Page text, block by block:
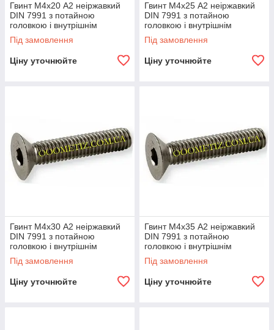
Гвинт М4х20 А2 неіржавкий
DIN 7991 з потайною
головкою і внутрішнім
шестигранником
Під замовлення
Ціну уточнюйте
Гвинт М4х25 А2 неіржавкий
DIN 7991 з потайною
головкою і внутрішнім
шестигранником
Під замовлення
Ціну уточнюйте
Гвинт М4х30 А2 неіржавкий
DIN 7991 з потайною
головкою і внутрішнім
шестигранником
Під замовлення
Ціну уточнюйте
Гвинт М4х35 А2 неіржавкий
DIN 7991 з потайною
головкою і внутрішнім
шестигранником
Під замовлення
Ціну уточнюйте